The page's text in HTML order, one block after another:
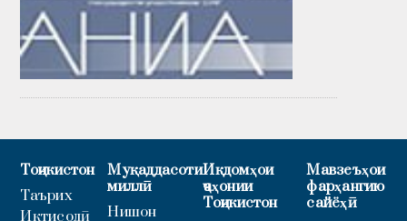
Тоҷикистон
Таърих
Иқтисодӣ
Муқаддасоти
миллӣ
Нишон
Иқдомҳои
ҷаҳонии
Тоҷикистон
Мавзеъҳои
фарҳангию
сайёҳӣ